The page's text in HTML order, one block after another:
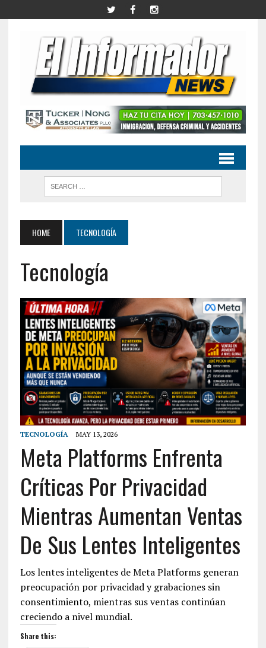
HOME TECNOLOGÍA
Tecnología
TECNOLOGÍA MAY 13, 2026
Meta Platforms Enfrenta
Críticas Por Privacidad
Mientras Aumentan Ventas
De Sus Lentes Inteligentes
Los lentes inteligentes de Meta Platforms generan
preocupación por privacidad y grabaciones sin
consentimiento, mientras sus ventas continúan
creciendo a nivel mundial.
Share this: